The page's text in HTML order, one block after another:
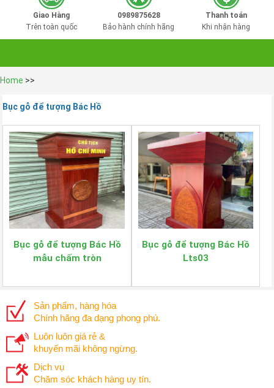
Giao Hàng
Trên toàn quốc
0989875628
Bảo hành chính hãng
Thanh toán
Khi nhận hàng
Home >>
Bục gỗ để tượng Bác Hồ
Bục gỗ để tượng Bác Hồ
mẫu chấm tròn
Bục gỗ để tượng Bác Hồ
Lts03
Sản phẩm, hàng hóa
Chính hãng đa dạng phong phú.
Luôn luôn giá rẻ &
khuyến mãi không ngừng.
Dịch vụ
Chăm sóc khách hàng uy tín.